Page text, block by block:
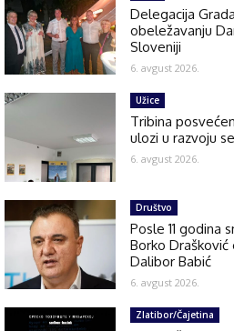
Delegacija
obeležavanju
Sloveniji
6. avgust 2026.
Užice
Tribina
ulozi u razvoju
6. avgust 2026.
Društvo
Posle 11 godina
Borko Drašković
Dalibor Babić
6. avgust 2026.
Zlatibor/Čajetina